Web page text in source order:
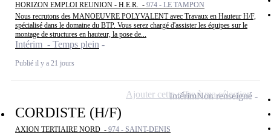
HORIZON EMPLOI REUNION - H.E.R. - 974 - LE TAMPON
Nous recrutons des MANOEUVRE POLYVALENT avec Travaux en Hauteur H/F,
spécialisé dans le domaine du BTP. Vous serez chargé d'assister les équipes sur le
montage de structures en hauteur, la pose de...
Intérim - Temps plein
Publié il y a 21 jours
CORDISTE (H/F)
AXION TERTIAIRE NORD - 974 - SAINT-DENIS
IntérimNon renseigné
Ajouter cette offre à ma sélection